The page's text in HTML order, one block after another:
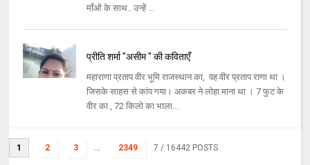
माँओं के साथ.. उन्हें ...
प्रीति शर्मा "असीम " की कविताएँ
महाराणा प्रताप वीर भूमि राजस्थान का, वह वीर प्रताप राणा था ।
जिसके साहस से कांप गया। अकबर ने लोहा माना था । 7 फुट के
वीर का , 72 किलो का भाला...
1 2 3 ... 2349 7 / 16442 POSTS